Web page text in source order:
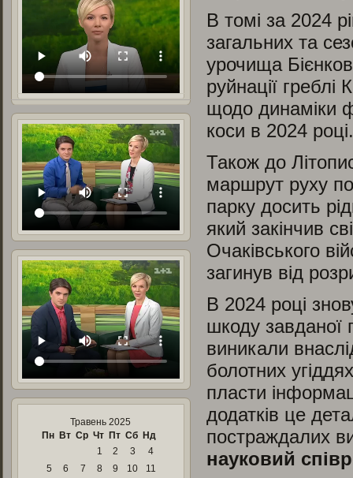
Травень 2025
Пн Вт Ср Чт Пт Сб Нд
1
2 3
4
5
6 7 8 9 10
11
В томі за 2024
загальних та
урочища
руйнації
щодо динаміки
коси в 2024 році.
Також до
маршрут руху
парку досить
який закінчив
Очаківського
загинув від
В 2024 році
шкоду
виникали
болотних
пласти
додатків це
постраждалих
науковий